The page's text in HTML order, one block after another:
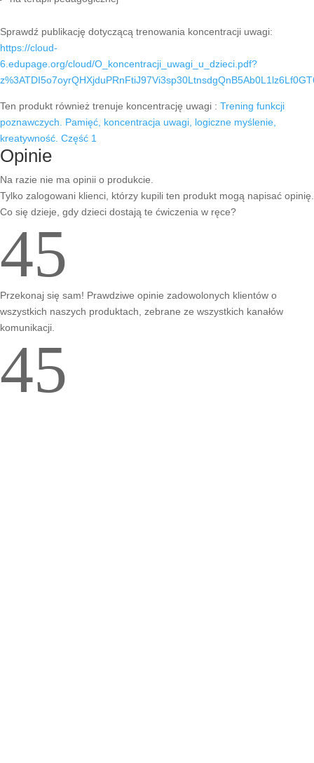
Sprawdź publikację dotyczącą trenowania koncentracji uwagi:
https://cloud-
6.edupage.org/cloud/O_koncentracji_uwagi_u_dzieci.pdf?
Ten produkt również trenuje koncentrację uwagi : Trening funkcji
poznawczych. Pamięć, koncentracja uwagi, logiczne myślenie,
kreatywność. Część 1
Opinie
Na razie nie ma opinii o produkcie.
Tylko zalogowani klienci, którzy kupili ten produkt mogą napisać opinię.
Co się dzieje, gdy dzieci dostają te ćwiczenia w ręce?
45
Przekonaj się sam! Prawdziwe opinie zadowolonych klientów o
wszystkich naszych produktach, zebrane ze wszystkich kanałów
komunikacji.
45